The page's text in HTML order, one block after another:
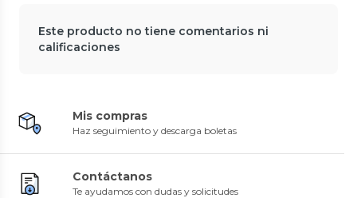
Este producto no tiene comentarios ni
calificaciones
Mis compras
Haz seguimiento y descarga boletas
Contáctanos
Te ayudamos con dudas y solicitudes